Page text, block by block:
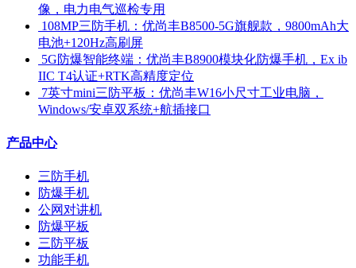
像，电力电气巡检专用
​ 108MP三防手机：优尚丰B8500-5G旗舰款，9800mAh大
电池+120Hz高刷屏
​ 5G防爆智能终端：优尚丰B8900模块化防爆手机，Ex ib
IIC T4认证+RTK高精度定位
​ 7英寸mini三防平板：优尚丰W16小尺寸工业电脑，
Windows/安卓双系统+航插接口
产品中心
三防手机
防爆手机
公网对讲机
防爆平板
三防平板
功能手机